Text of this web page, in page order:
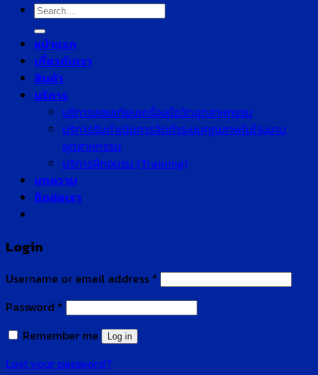
Search
for:
หน้าแรก
เกี่ยวกับเรา
สินค้า
บริการ
บริการสอบเทียบเครื่องมือวัดอุตสาหกรรม
บริการรับดำเนินการจัดทำระบบคุณภาพในโรงงาน
อุตสาหกรรม
บริการฝึกอบรม (Training)
บทความ
ติดต่อเรา
Login
Username or email address *
Password *
Remember me
Log in
Lost your password?